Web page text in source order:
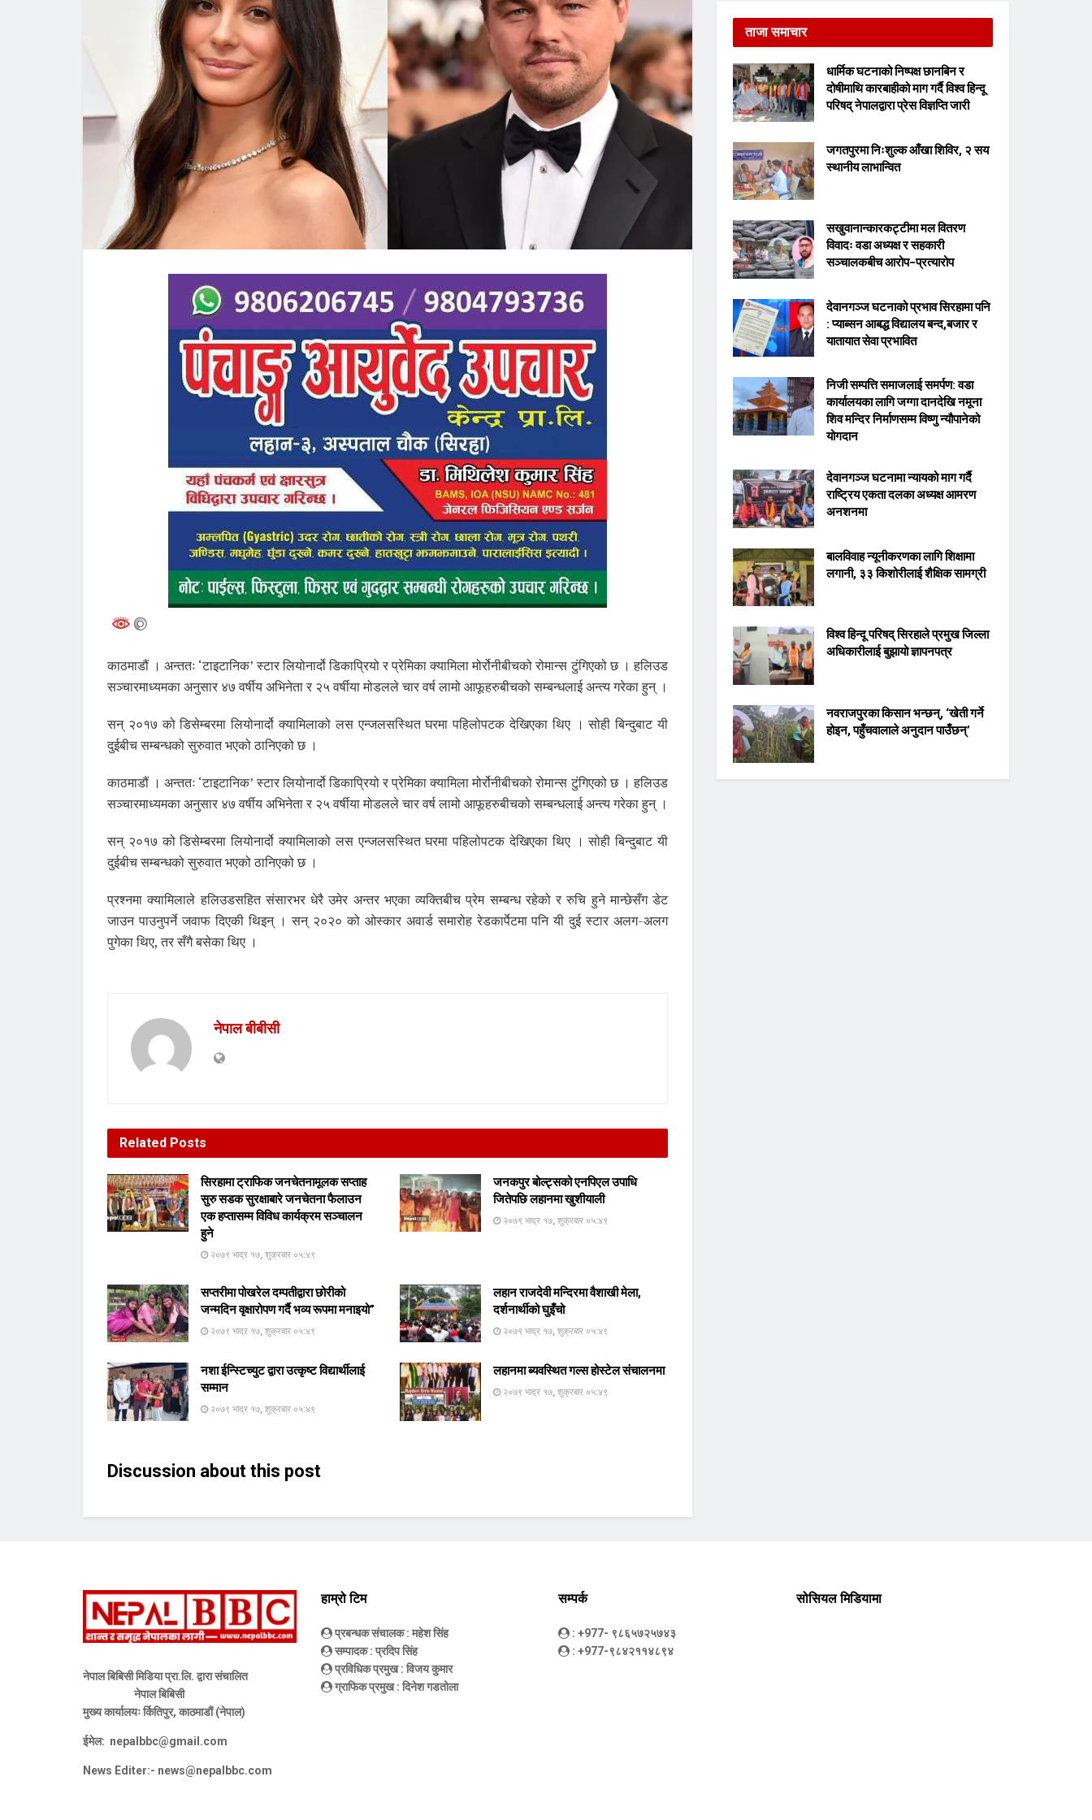
काठमाडौं । अन्ततः ‘टाइटानिक’ स्टार लियोनार्दो डिकाप्रियो र प्रेमिका क्यामिला मोर्रोनीबीचको रोमान्स टुंगिएको छ । हलिउड
सञ्चारमाध्यमका अनुसार ४७ वर्षीय अभिनेता र २५ वर्षीया मोडलले चार वर्ष लामो आफूहरुबीचको सम्बन्धलाई अन्त्य गरेका हुन् ।
सन् २०१७ को डिसेम्बरमा लियोनार्दो क्यामिलाको लस एन्जलसस्थित घरमा पहिलोपटक देखिएका थिए । सोही बिन्दुबाट यी
दुईबीच सम्बन्धको सुरुवात भएको ठानिएको छ ।
काठमाडौं । अन्ततः ‘टाइटानिक’ स्टार लियोनार्दो डिकाप्रियो र प्रेमिका क्यामिला मोर्रोनीबीचको रोमान्स टुंगिएको छ । हलिउड
सञ्चारमाध्यमका अनुसार ४७ वर्षीय अभिनेता र २५ वर्षीया मोडलले चार वर्ष लामो आफूहरुबीचको सम्बन्धलाई अन्त्य गरेका हुन् ।
सन् २०१७ को डिसेम्बरमा लियोनार्दो क्यामिलाको लस एन्जलसस्थित घरमा पहिलोपटक देखिएका थिए । सोही बिन्दुबाट यी
दुईबीच सम्बन्धको सुरुवात भएको ठानिएको छ ।
प्रश्नमा क्यामिलाले हलिउडसहित संसारभर धेरै उमेर अन्तर भएका व्यक्तिबीच प्रेम सम्बन्ध रहेको र रुचि हुने मान्छेसँग डेट
जाउन पाउनुपर्ने जवाफ दिएकी थिइन् । सन् २०२० को ओस्कार अवार्ड समारोह रेडकार्पेटमा पनि यी दुई स्टार अलग-अलग
पुगेका थिए, तर सँगै बसेका थिए ।
नेपाल बीबीसी
Related Posts
सिरहामा ट्राफिक जनचेतनामूलक सप्ताह
सुरु सडक सुरक्षाबारे जनचेतना फैलाउन
एक हप्तासम्म विविध कार्यक्रम सञ्चालन
हुने
२०७९ भाद्र १७, शुक्रबार ०५:४९
जनकपुर बोल्ट्सको एनपिएल उपाधि
जितेपछि लहानमा खुशीयाली
२०७९ भाद्र १७, शुक्रबार ०५:४९
सप्तरीमा पोखरेल दम्पतीद्वारा छोरीको
जन्मदिन वृक्षारोपण गर्दै भव्य रूपमा मनाइयो”
२०७९ भाद्र १७, शुक्रबार ०५:४९
लहान राजदेवी मन्दिरमा वैशाखी मेला,
दर्शनार्थीको घुइँचो
२०७९ भाद्र १७, शुक्रबार ०५:४९
नशा ईन्स्टिच्युट द्वारा उत्कृष्ट विद्यार्थीलाई
सम्मान
२०७९ भाद्र १७, शुक्रबार ०५:४९
लहानमा ब्यवस्थित गल्स होस्टेल संचालनमा
२०७९ भाद्र १७, शुक्रबार ०५:४९
Discussion about this post
ताजा समाचार
धार्मिक घटनाको निष्पक्ष छानबिन र
दोषीमाथि कारबाहीको माग गर्दै विश्व हिन्दू
परिषद् नेपालद्वारा प्रेस विज्ञप्ति जारी
जगतपुरमा निःशुल्क आँखा शिविर, २ सय
स्थानीय लाभान्वित
सखुवानान्कारकट्टीमा मल वितरण
विवादः वडा अध्यक्ष र सहकारी
सञ्चालकबीच आरोप–प्रत्यारोप
देवानगञ्ज घटनाको प्रभाव सिरहामा पनि
: प्याब्सन आबद्ध विद्यालय बन्द,बजार र
यातायात सेवा प्रभावित
निजी सम्पत्ति समाजलाई समर्पण: वडा
कार्यालयका लागि जग्गा दानदेखि नमूना
शिव मन्दिर निर्माणसम्म विष्णु न्यौपानेको
योगदान
देवानगञ्ज घटनामा न्यायको माग गर्दै
राष्ट्रिय एकता दलका अध्यक्ष आमरण
अनशनमा
बालविवाह न्यूनीकरणका लागि शिक्षामा
लगानी, ३३ किशोरीलाई शैक्षिक सामग्री
विश्व हिन्दू परिषद् सिरहाले प्रमुख जिल्ला
अधिकारीलाई बुझायो ज्ञापनपत्र
नवराजपुरका किसान भन्छन्, ‘खेती गर्ने
होइन, पहुँचवालाले अनुदान पाउँछन्’
नेपाल बिबिसी मिडिया प्रा.लि. द्वारा संचालित
नेपाल बिबिसी
मुख्य कार्यालयः र्कितिपुर, काठमाडौं (नेपाल)
ईमेल: nepalbbc@gmail.com
News Editer:- news@nepalbbc.com
हाम्रो टिम
प्रबन्धक संचालक: महेश सिंह
सम्पादक: प्रदिप सिंह
प्रविधिक प्रमुख: विजय कुमार
ग्राफिक प्रमुख: दिनेश गडतोला
सम्पर्क
: +977- ९८६५७२५७४३
: +977-९८४२११४८९४
सोसियल मिडियामा